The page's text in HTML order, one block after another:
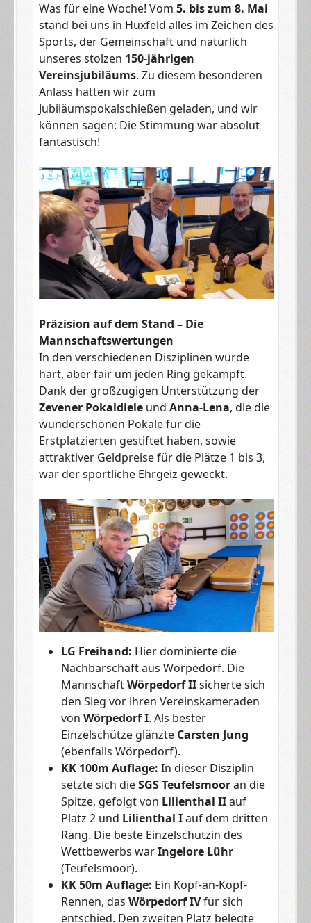
Was für eine Woche! Vom 5. bis zum 8. Mai
stand bei uns in Huxfeld alles im Zeichen des
Sports, der Gemeinschaft und natürlich
unseres stolzen 150-jährigen
Vereinsjubiläums. Zu diesem besonderen
Anlass hatten wir zum
Jubiläumspokalschießen geladen, und wir
können sagen: Die Stimmung war absolut
fantastisch!
Präzision auf dem Stand – Die
Mannschaftswertungen
In den verschiedenen Disziplinen wurde
hart, aber fair um jeden Ring gekämpft.
Dank der großzügigen Unterstützung der
Zevener Pokaldieleund Anna-Lena, die die
wunderschönen Pokale für die
Erstplatzierten gestiftet haben, sowie
attraktiver Geldpreise für die Plätze 1 bis 3,
war der sportliche Ehrgeiz geweckt.
LG Freihand: Hier dominierte die
Nachbarschaft aus Wörpedorf. Die
MannschaftWörpedorf IIsicherte sich
den Sieg vor ihren Vereinskameraden
von Wörpedorf I. Als bester
Einzelschütze glänzte Carsten Jung
(ebenfalls Wörpedorf).
KK 100m Auflage: In dieser Disziplin
setzte sich dieSGS Teufelsmooran die
Spitze, gefolgt von Lilienthal IIauf
Platz 2 und Lilienthal Iauf dem dritten
Rang. Die beste Einzelschützin des
Wettbewerbs warIngelore Lühr
(Teufelsmoor).
KK 50m Auflage: Ein Kopf-an-Kopf-
Rennen, das Wörpedorf IVfür sich
entschied. Den zweiten Platz belegte